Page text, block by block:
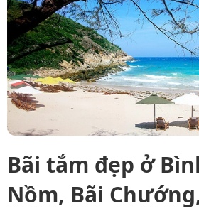
Bãi tắm đẹp ở
Nồm, Bãi